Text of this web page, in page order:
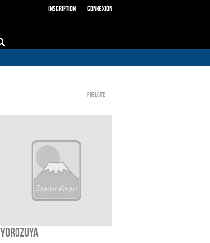
Inscription Connexion
Publicité
YOROZUYA